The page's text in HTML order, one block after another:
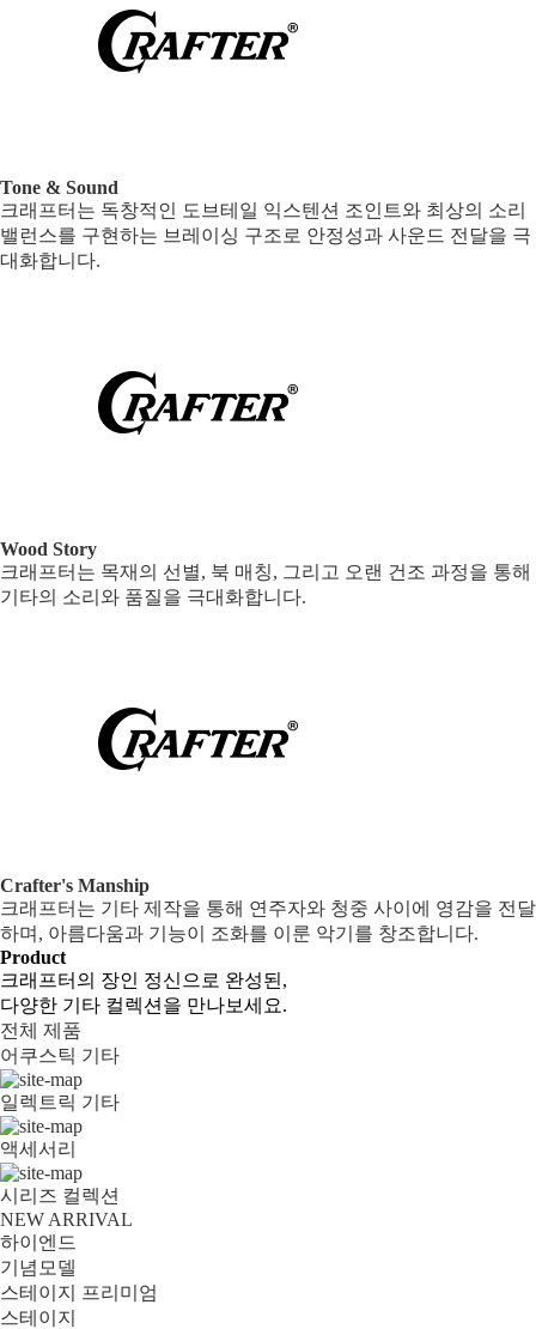
Tone & Sound
크래프터는 독창적인 도브테일 익스텐션 조인트와 최상의 소리
밸런스를 구현하는 브레이싱 구조로 안정성과 사운드 전달을 극
대화합니다.
Wood Story
크래프터는 목재의 선별, 북 매칭, 그리고 오랜 건조 과정을 통해
기타의 소리와 품질을 극대화합니다.
Crafter's Manship
크래프터는 기타 제작을 통해 연주자와 청중 사이에 영감을 전달
하며, 아름다움과 기능이 조화를 이룬 악기를 창조합니다.
Product
크래프터의 장인 정신으로 완성된,
다양한 기타 컬렉션을 만나보세요.
전체 제품
어쿠스틱 기타
일렉트릭 기타
액세서리
시리즈 컬렉션
NEW ARRIVAL
하이엔드
기념모델
스테이지 프리미엄
스테이지